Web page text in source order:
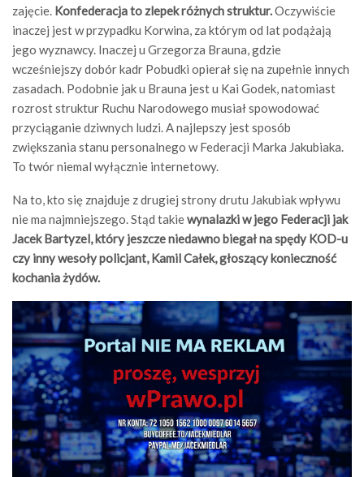
zajęcie. Konfederacja to zlepek różnych struktur.Oczywiście
inaczej jest w przypadku Korwina, za którym od lat podążają
jego wyznawcy. Inaczej u Grzegorza Brauna, gdzie
wcześniejszy dobór kadr Pobudki opierał się na zupełnie innych
zasadach. Podobnie jak u Brauna jest u Kai Godek, natomiast
rozrost struktur Ruchu Narodowego musiał spowodować
przyciąganie dziwnych ludzi. A najlepszy jest sposób
zwiększania stanu personalnego w Federacji Marka Jakubiaka.
To twór niemal wyłącznie internetowy.
Na to, kto się znajduje z drugiej strony drutu Jakubiak wpływu
nie ma najmniejszego. Stąd takiewynalazki w jego Federacji jak
Jacek Bartyzel, który jeszcze niedawno biegał na spędy KOD-u
czy inny wesoły policjant, Kamil Całek, głoszący konieczność
kochania żydów.